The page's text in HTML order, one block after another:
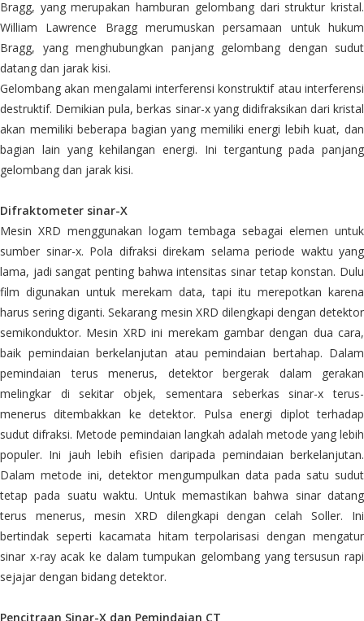
Bragg, yang merupakan hamburan gelombang dari struktur kristal.
William Lawrence Bragg merumuskan persamaan untuk hukum
Bragg, yang menghubungkan panjang gelombang dengan sudut
datang dan jarak kisi.
Gelombang akan mengalami interferensi konstruktif atau interferensi
destruktif. Demikian pula, berkas sinar-x yang didifraksikan dari kristal
akan memiliki beberapa bagian yang memiliki energi lebih kuat, dan
bagian lain yang kehilangan energi. Ini tergantung pada panjang
gelombang dan jarak kisi.
Difraktometer sinar-X
Mesin XRD menggunakan logam tembaga sebagai elemen untuk
sumber sinar-x. Pola difraksi direkam selama periode waktu yang
lama, jadi sangat penting bahwa intensitas sinar tetap konstan. Dulu
film digunakan untuk merekam data, tapi itu merepotkan karena
harus sering diganti. Sekarang mesin XRD dilengkapi dengan detektor
semikonduktor. Mesin XRD ini merekam gambar dengan dua cara,
baik pemindaian berkelanjutan atau pemindaian bertahap. Dalam
pemindaian terus menerus, detektor bergerak dalam gerakan
melingkar di sekitar objek, sementara seberkas sinar-x terus-
menerus ditembakkan ke detektor. Pulsa energi diplot terhadap
sudut difraksi. Metode pemindaian langkah adalah metode yang lebih
populer. Ini jauh lebih efisien daripada pemindaian berkelanjutan.
Dalam metode ini, detektor mengumpulkan data pada satu sudut
tetap pada suatu waktu. Untuk memastikan bahwa sinar datang
terus menerus, mesin XRD dilengkapi dengan celah Soller. Ini
bertindak seperti kacamata hitam terpolarisasi dengan mengatur
sinar x-ray acak ke dalam tumpukan gelombang yang tersusun rapi
sejajar dengan bidang detektor.
Pencitraan Sinar-X dan Pemindaian CT